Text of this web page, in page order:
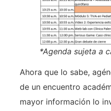
*Agenda sujeta a
Ahora que lo sabe,
de un encuentro
mayor información lo